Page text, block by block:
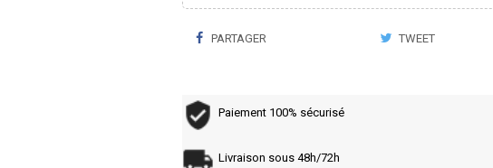
PARTAGER TWEET
Paiement 100% sécurisé
Livraison sous 48h/72h